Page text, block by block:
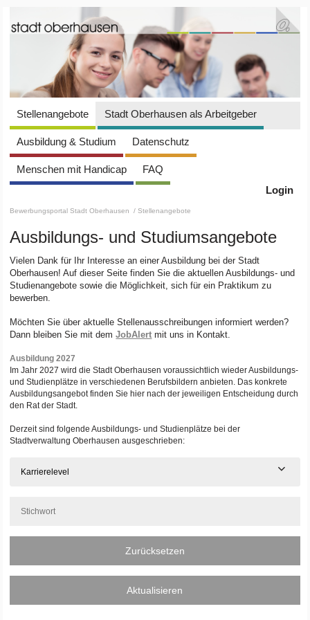
Stellenangebote Stadt Oberhausen als Arbeitgeber
Ausbildung & Studium Datenschutz
Menschen mit Handicap
FAQ
Login
Bewerbungsportal Stadt Oberhausen / Stellenangebote
Ausbildungs- und Studiumsangebote
Vielen Dank für Ihr Interesse an einer Ausbildung bei der Stadt
Oberhausen! Auf dieser Seite finden Sie die aktuellen Ausbildungs- und
Studienangebote sowie die Möglichkeit, sich für ein Praktikum zu
bewerben.
Möchten Sie über aktuelle Stellenausschreibungen informiert werden?
Dann bleiben Sie mit demJobAlert mit uns in Kontakt.
Ausbildung 2027
Im Jahr 2027 wird die Stadt Oberhausen voraussichtlich wieder Ausbildungs-
und Studienplätze in verschiedenen Berufsbildern anbieten. Das konkrete
Ausbildungsangebot finden Sie hier nach der jeweiligen Entscheidung durch
den Rat der Stadt.
Derzeit sind folgende Ausbildungs- und Studienplätze bei der
Stadtverwaltung Oberhausen ausgeschrieben:
Karrierelevel
Zurücksetzen
Aktualisieren